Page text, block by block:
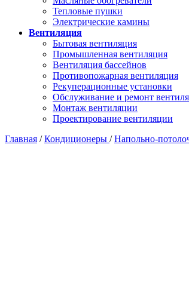
Тепловые пушки
Электрические камины
Вентиляция
Бытовая вентиляция
Промышленная вентиляция
Вентиляция бассейнов
Противопожарная вентиляция
Рекуперационные установки
Обслуживание и ремонт
Монтаж вентиляции
Проектирование вентиляции
Главная /Кондиционеры /Напольно-